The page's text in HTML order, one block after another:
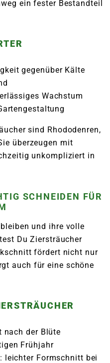
ein fester Bestandteil
gegenüber Kälte
Wachstum
sind Rhododenren,
überzeugen mit
unkompliziert in
SCHNEIDEN FÜR
und ihre volle
Du Ziersträucher
fördert nicht nur
auch für eine schöne
nach der Blüte
Frühjahr
leichter Formschnitt bei